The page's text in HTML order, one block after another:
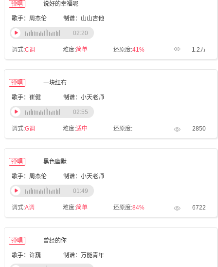
弹唱 说好的幸福呢
歌手：周杰伦 制谱：山山吉他
调式:C调 难度:简单 还原度:41% 1.2万
02:20
弹唱 一块红布
歌手：崔健 制谱：小天老师
调式:G调 难度:适中 还原度: 2850
02:55
弹唱 黑色幽默
歌手：周杰伦 制谱：小天老师
调式:A调 难度:简单 还原度:84% 6722
01:49
弹唱 曾经的你
歌手：许巍 制谱：万能青年